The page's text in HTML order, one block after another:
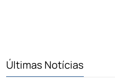
Últimas Notícias